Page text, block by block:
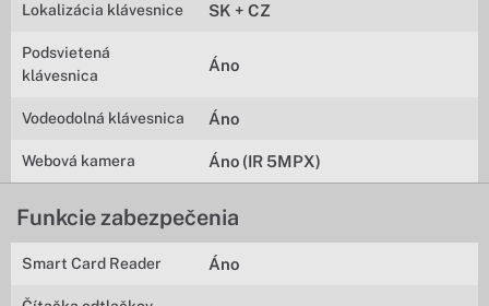
Lokalizácia klávesnice SK + CZ
Podsvietená
klávesnica
Áno
Vodeodolná klávesnica Áno
Webová kamera Áno (IR 5MPX)
Funkcie zabezpečenia
Smart Card Reader Áno